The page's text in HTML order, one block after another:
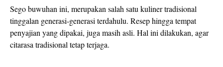
Sego buwuhan ini, merupakan salah satu kuliner tradisional
tinggalan generasi-generasi terdahulu. Resep hingga tempat
penyajian yang dipakai, juga masih asli. Hal ini dilakukan, agar
citarasa tradisional tetap terjaga.